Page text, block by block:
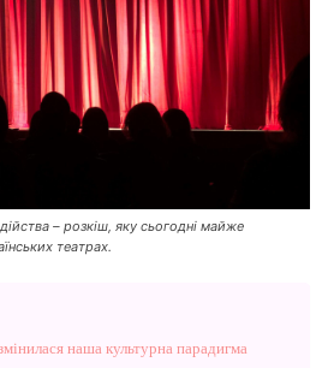
– розкіш, яку сьогодні майже
театрах.
наша культурна парадигма